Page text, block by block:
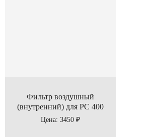
Фильтр воздушный
(внутренний) для PC 400
Цена: 3450 ₽